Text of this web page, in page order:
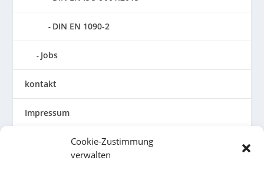
Cookie-Zustimmung
verwalten
DIN EN 1090-2
Jobs
kontakt
Impressum
Allgemeine Geschäftsbedingungen